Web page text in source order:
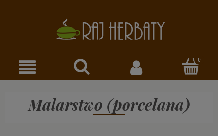
Malarstwo (porcelana)